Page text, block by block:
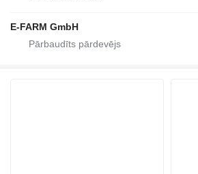
E-FARM GmbH